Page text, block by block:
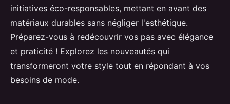
initiatives éco-responsables, mettant en avant des
matériaux durables sans négliger l'esthétique.
Préparez-vous à redécouvrir vos pas avec élégance
et praticité ! Explorez les nouveautés qui
transformeront votre style tout en répondant à vos
besoins de mode.